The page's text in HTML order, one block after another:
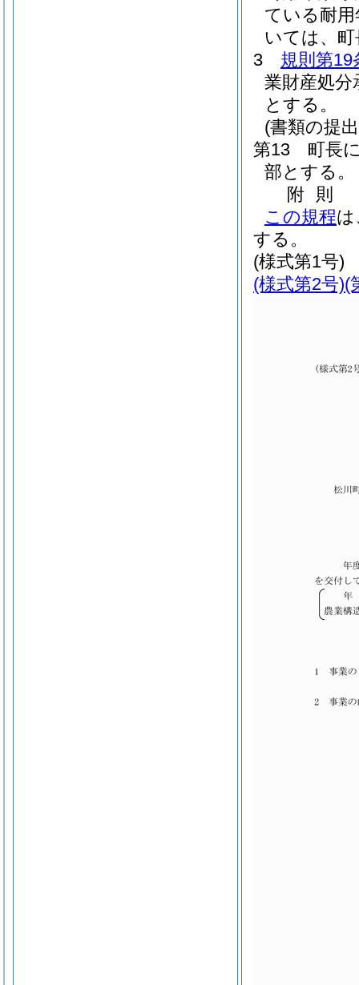
ている耐
いては、
3 規則第19
業財産処分
とする。
(書類の提
第13 町長
部とする。
附 則
この規程は
する。
(様式第1号)
(様式第2号)(